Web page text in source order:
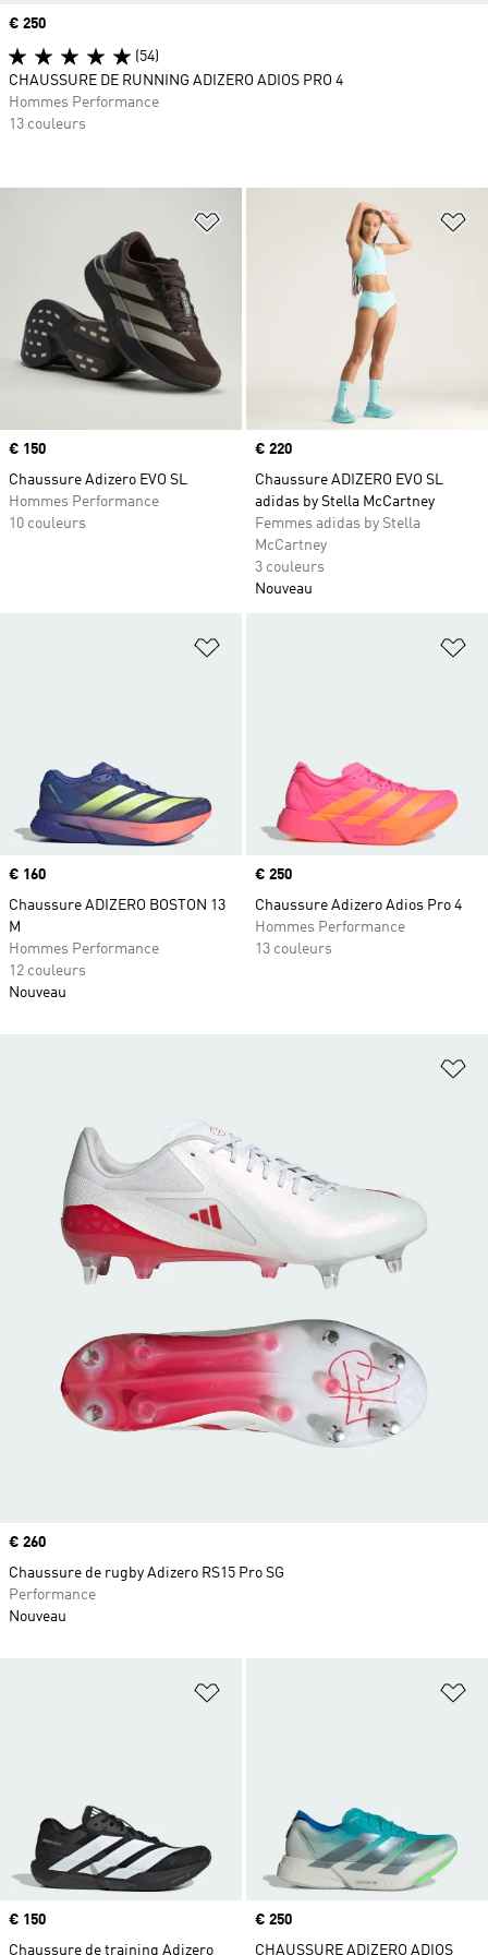
Ajouter à la Liste de produits
Prix
€ 150
Chaussure Adizero EVO SL
Hommes Performance
10 couleurs
Prix
€ 220
Chaussure ADIZERO EVO SL
adidas by Stella McCartney
Femmes adidas by Stella
McCartney
3 couleurs
Nouveau
Ajouter à la Liste de produits
Prix
€ 160
Chaussure ADIZERO BOSTON 13
M
Hommes Performance
12 couleurs
Nouveau
Prix
€ 250
Chaussure Adizero Adios Pro 4
Hommes Performance
13 couleurs
Ajouter à la Liste de produits
Prix
€ 150
Chaussure de training Adizero
Prix
€ 250
CHAUSSURE ADIZERO ADIOS
Prix
€ 260
Chaussure de rugby Adizero RS15 Pro SG
Performance
Nouveau
Prix
€ 250
(54)
CHAUSSURE DE RUNNING ADIZERO ADIOS PRO 4
Hommes Performance
13 couleurs